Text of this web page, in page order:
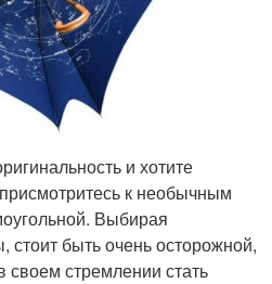
и хотите
к необычным
Выбирая
стоит быть очень осторожной,
своем стремлении стать